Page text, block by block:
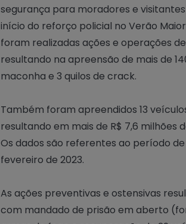
segurança para moradores e
início do reforço policial no Verão
foram realizadas ações e operações
resultando na apreensão de mais de
maconha e 3 quilos de crack.
Também foram apreendidos 13
resultando em mais de R$ 7,6 milhões
Os dados são referentes ao período de
fevereiro de 2023.
As ações preventivas e ostensivas
com mandado de prisão em aberto